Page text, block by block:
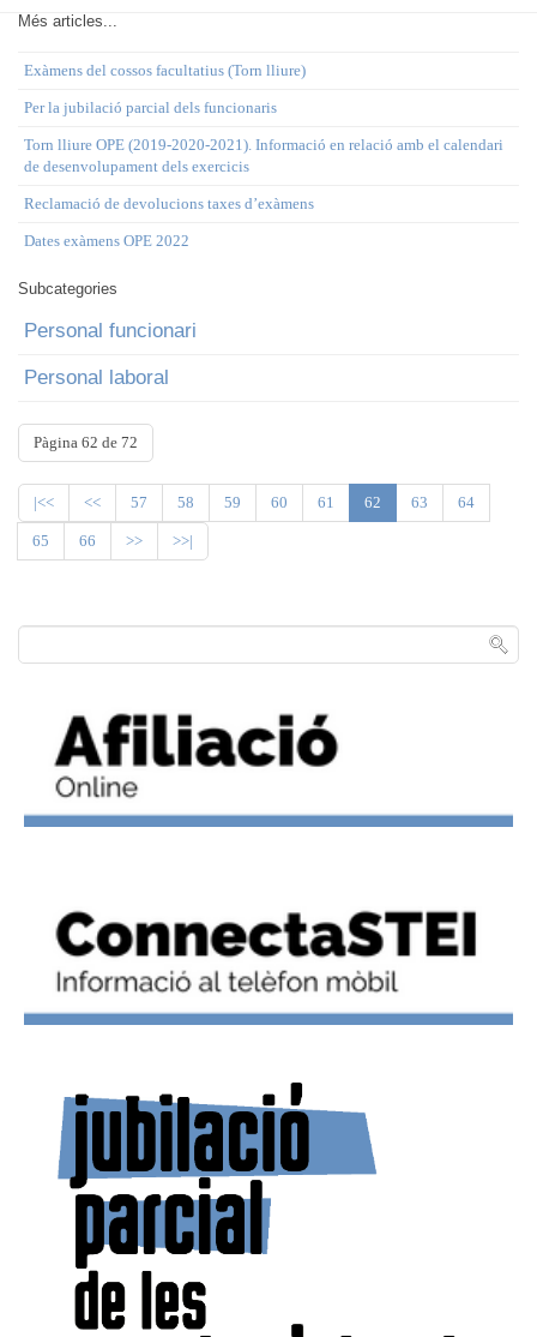
Més articles...
Exàmens del cossos facultatius (Torn lliure)
Per la jubilació parcial dels funcionaris
Torn lliure OPE (2019-2020-2021). Informació en relació amb el calendari
de desenvolupament dels exercicis
Reclamació de devolucions taxes d’exàmens
Dates exàmens OPE 2022
Subcategories
Personal funcionari
Personal laboral
Pàgina 62 de 72
|<< << 57 58 59 60 61 62 63 64
65 66 >> >>|